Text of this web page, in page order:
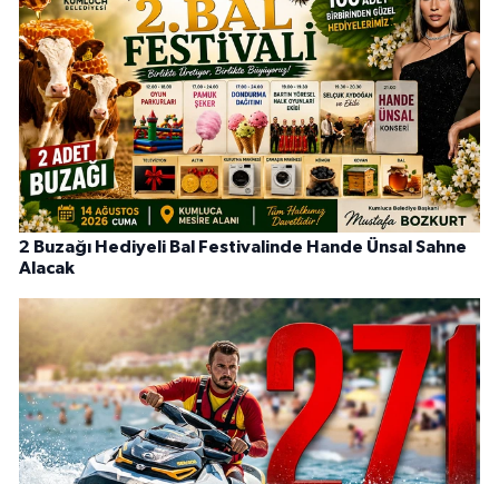
2 Buzağı Hediyeli Bal Festivalinde Hande Ünsal Sahne
Alacak